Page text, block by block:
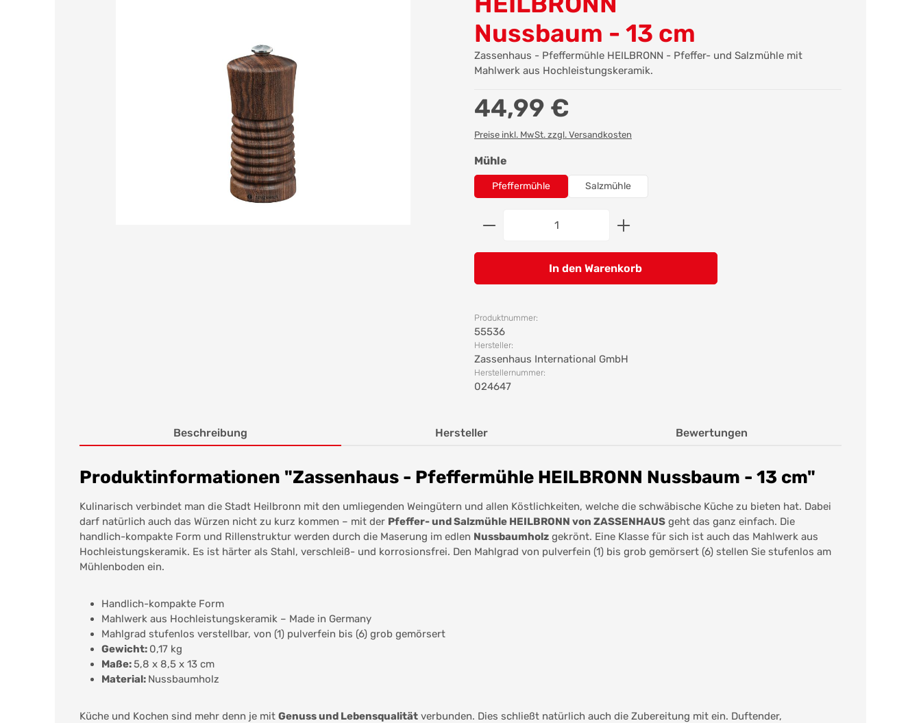
Nussbaum - 13 cm
Zassenhaus - Pfeffermühle HEILBRONN - Pfeffer- und Salzmühle mit
Mahlwerk aus Hochleistungskeramik.
Regulärer Preis:
44,99 €
Preise inkl. MwSt. zzgl. Versandkosten
Mühle
Pfeffermühle Salzmühle
Produkt Anzahl: Gib den gewünschten Wert ein oder
In den Warenkorb
Produktnummer:
55536
Hersteller:
Zassenhaus International GmbH
Herstellernummer:
024647
Beschreibung Hersteller Bewertungen
Produktinformationen "Zassenhaus - Pfeffermühle HEILBRONN Nussbaum - 13 cm"
Kulinarisch verbindet man die Stadt Heilbronn mit den umliegenden Weingütern und allen Köstlichkeiten, welche die schwäbische Küche zu bieten hat. Dabei
darf natürlich auch das Würzen nicht zu kurz kommen – mit der Pfeffer- und Salzmühle HEILBRONN von ZASSENHAUS geht das ganz einfach. Die
handlich-kompakte Form und Rillenstruktur werden durch die Maserung im edlen Nussbaumholz gekrönt. Eine Klasse für sich ist auch das Mahlwerk aus
Hochleistungskeramik. Es ist härter als Stahl, verschleiß- und korrosionsfrei. Den Mahlgrad von pulverfein (1) bis grob gemörsert (6) stellen Sie stufenlos am
Mühlenboden ein.
Handlich-kompakte Form
Mahlwerk aus Hochleistungskeramik – Made in Germany
Mahlgrad stufenlos verstellbar, von (1) pulverfein bis (6) grob gemörsert
Gewicht: 0,17 kg
Maße:5,8 x 8,5 x 13 cm
Material: Nussbaumholz
Küche und Kochen sind mehr denn je mit Genuss und Lebensqualität verbunden. Dies schließt natürlich auch die Zubereitung mit ein. Duftender,